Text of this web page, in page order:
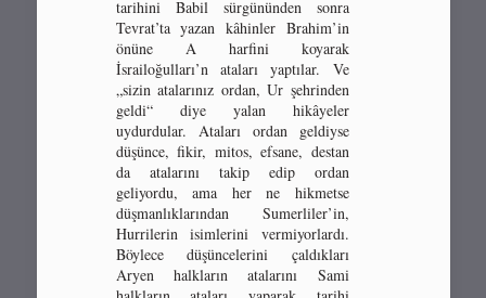
tarihini Babil sürgününden sonra
Tevrat’ta yazan kâhinler Brahim’in
önüne A harfini koyarak
İsrailoğulları’n ataları yaptılar. Ve
„sizin atalarınız ordan, Ur şehrinden
geldi“ diye yalan hikâyeler
uydurdular. Ataları ordan geldiyse
düşünce, fikir, mitos, efsane, destan
da atalarını takip edip ordan
geliyordu, ama her ne hikmetse
düşmanlıklarından Sumerliler’in,
Hurrilerin isimlerini vermiyorlardı.
Böylece düşüncelerini çaldıkları
Aryen halkların atalarını Sami